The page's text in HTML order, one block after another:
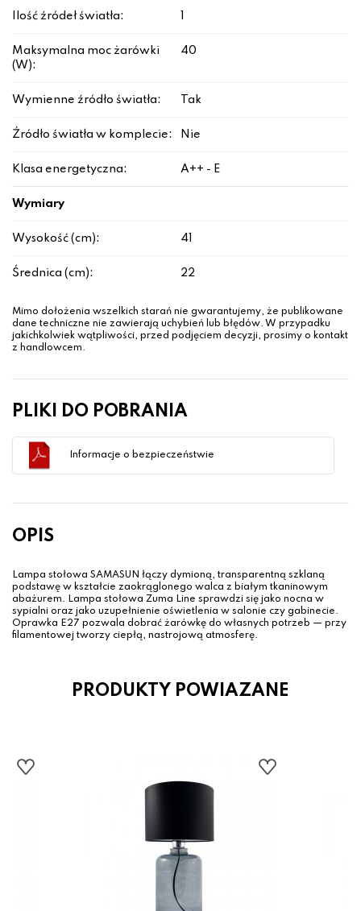
Ilość źródeł światła:
Maksymalna moc żarówki
(W):
40
Wymienne źródło światła: Tak
Źródło światła w komplecie: Nie
Klasa energetyczna: A++ - E
Wymiary
Wysokość (cm): 41
Średnica (cm): 22
Mimo dołożenia wszelkich starań nie gwarantujemy, że publikowane
dane techniczne nie zawierają uchybień lub błędów. W przypadku
jakichkolwiek wątpliwości, przed podjęciem decyzji, prosimy o kontakt
z handlowcem.
PLIKI DO POBRANIA
Informacje o bezpieczeństwie
OPIS
Lampa stołowa SAMASUN łączy dymioną, transparentną szklaną
podstawę w kształcie zaokrąglonego walca z białym tkaninowym
abażurem. Lampa stołowa Zuma Line sprawdzi się jako nocna w
sypialni oraz jako uzupełnienie oświetlenia w salonie czy gabinecie.
Oprawka E27 pozwala dobrać żarówkę do własnych potrzeb — przy
filamentowej tworzy ciepłą, nastrojową atmosferę.
PRODUKTY POWIAZANE